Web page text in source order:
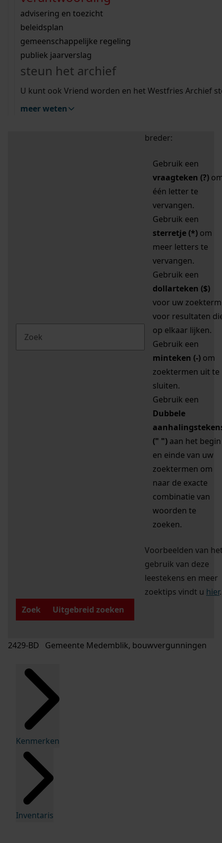
bouwvergunningen
omgevingsvergunningen
vergunningen
beeld en geluid
uitleg nodig?
Wij helpen u op weg met een aantal zoektips.
bekijk alle zoektips
Wij helpen u op weg met een aantal zoektips.
bekijk alle zoektips
bekijk ons geschiedenislokaal
advisering en toezicht
beleidsplan
gemeenschappelijke regeling
publiek jaarverslag
steun het archief
U kunt ook Vriend worden en het Westfries Archief
meer weten
zoektips
Mijn Studiezaal (inloggen)
uw zoekopdracht te
breder:
Gebruik een
vraagteken (?)
één letter te
vervangen.
Gebruik een
sterretje (*) om
meer letters te
vervangen.
Gebruik een
dollarteken ($)
voor uw zoekterm
voor resultaten
op elkaar lijken.
Gebruik een
minteken (-) om
zoektermen uit te
sluiten.
Gebruik een
Dubbele
(" ") aan het begin
en einde van uw
zoektermen om
naar de exacte
combinatie van
woorden te
zoeken.
Voorbeelden van
gebruik van deze
leestekens en meer
zoektips vindt u hier.
Zoek
Uitgebreid zoeken
2429-BD Gemeente Medemblik, bouwvergunningen
Kenmerken
Inventaris